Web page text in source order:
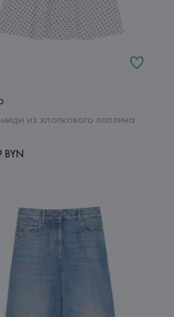
из хлопкового поплина
BYN